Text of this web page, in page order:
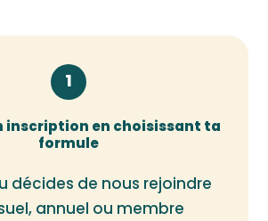
1
inscription en choisissant ta
formule
décides de nous rejoindre
annuel ou membre